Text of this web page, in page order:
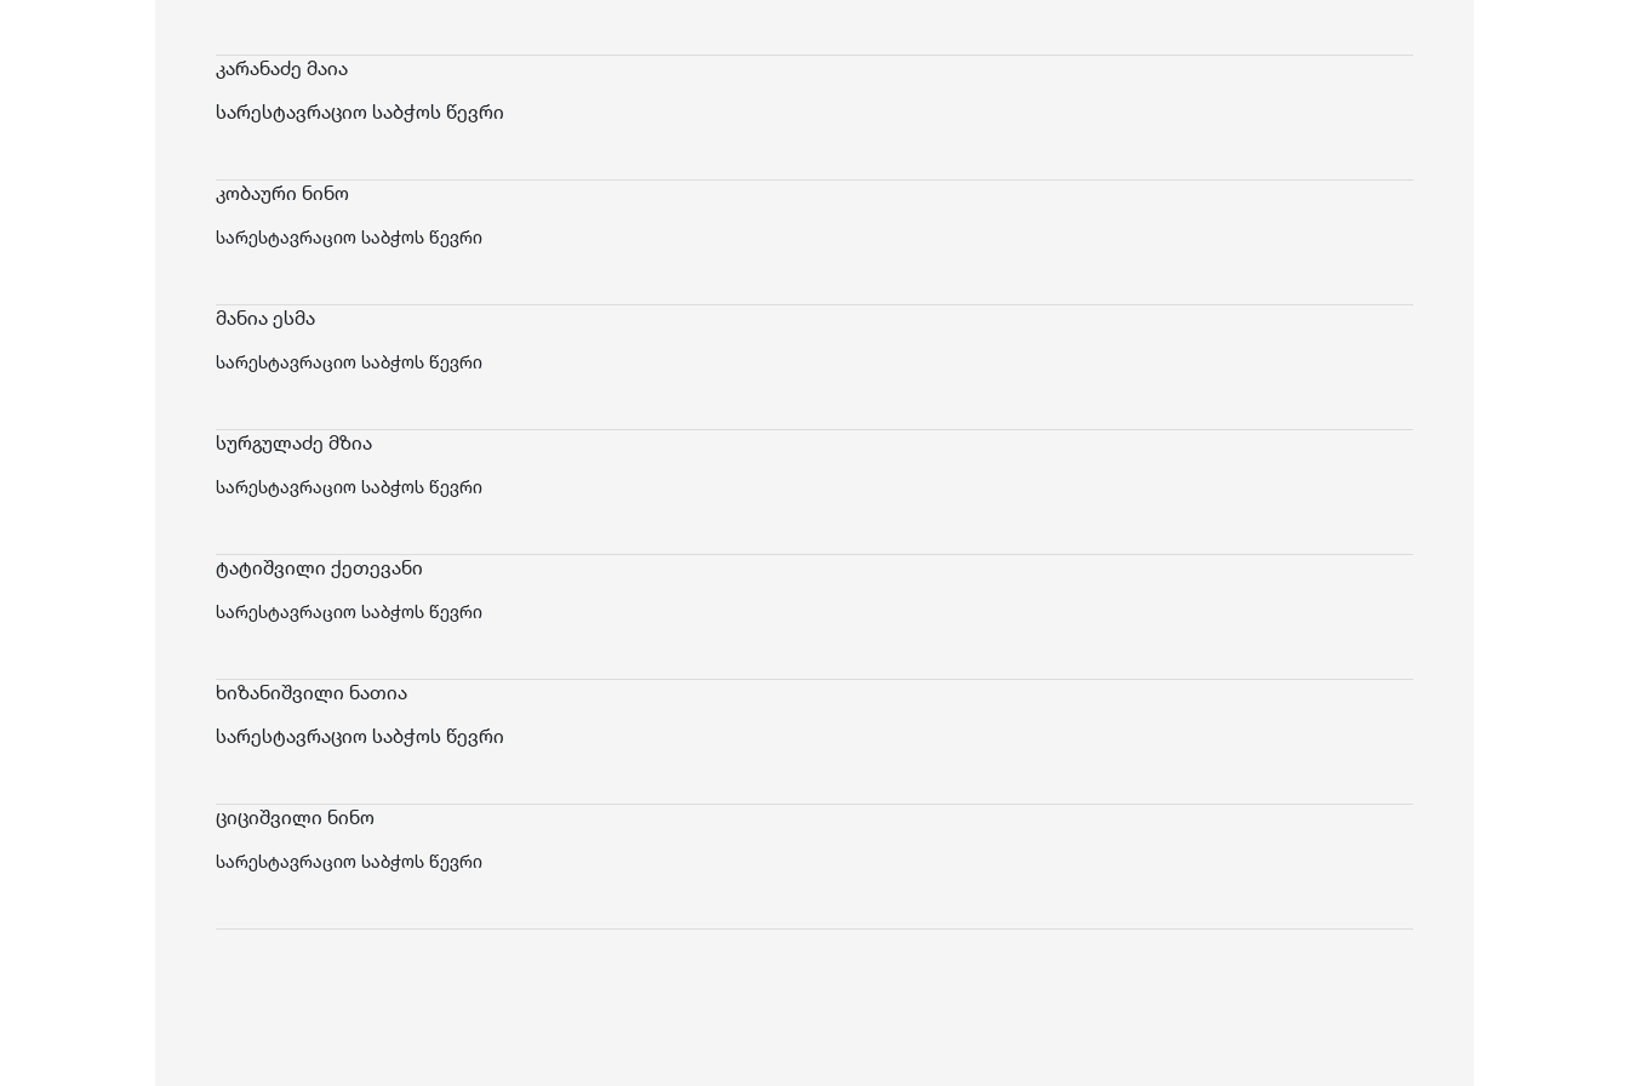
კარანაძე მაია
სარესტავრაციო საბჭოს წევრი
კობაური ნინო
სარესტავრაციო საბჭოს წევრი
მანია ესმა
სარესტავრაციო საბჭოს წევრი
სურგულაძე მზია
სარესტავრაციო საბჭოს წევრი
ტატიშვილი ქეთევანი
სარესტავრაციო საბჭოს წევრი
ხიზანიშვილი ნათია
სარესტავრაციო საბჭოს წევრი
ციციშვილი ნინო
სარესტავრაციო საბჭოს წევრი